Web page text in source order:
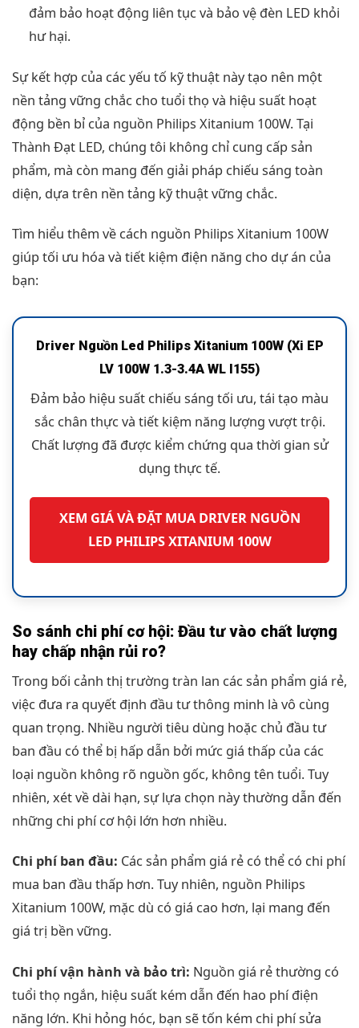
đảm bảo hoạt động liên tục và bảo vệ đèn LED khỏi
hư hại.
Sự kết hợp của các yếu tố kỹ thuật này tạo nên một
nền tảng vững chắc cho tuổi thọ và hiệu suất hoạt
động bền bỉ của nguồn Philips Xitanium 100W. Tại
Thành Đạt LED, chúng tôi không chỉ cung cấp sản
phẩm, mà còn mang đến giải pháp chiếu sáng toàn
diện, dựa trên nền tảng kỹ thuật vững chắc.
Tìm hiểu thêm về cách nguồn Philips Xitanium 100W
giúp tối ưu hóa và tiết kiệm điện năng cho dự án của
bạn:
Driver Nguồn Led Philips Xitanium 100W (Xi EP
LV 100W 1.3-3.4A WL I155)
Đảm bảo hiệu suất chiếu sáng tối ưu, tái tạo màu
sắc chân thực và tiết kiệm năng lượng vượt trội.
Chất lượng đã được kiểm chứng qua thời gian sử
dụng thực tế.
XEM GIÁ VÀ ĐẶT MUA DRIVER NGUỒN
LED PHILIPS XITANIUM 100W
So sánh chi phí cơ hội: Đầu tư vào chất lượng
hay chấp nhận rủi ro?
Trong bối cảnh thị trường tràn lan các sản phẩm giá rẻ,
việc đưa ra quyết định đầu tư thông minh là vô cùng
quan trọng. Nhiều người tiêu dùng hoặc chủ đầu tư
ban đầu có thể bị hấp dẫn bởi mức giá thấp của các
loại nguồn không rõ nguồn gốc, không tên tuổi. Tuy
nhiên, xét về dài hạn, sự lựa chọn này thường dẫn đến
những chi phí cơ hội lớn hơn nhiều.
Chi phí ban đầu: Các sản phẩm giá rẻ có thể có chi phí
mua ban đầu thấp hơn. Tuy nhiên, nguồn Philips
Xitanium 100W, mặc dù có giá cao hơn, lại mang đến
giá trị bền vững.
Chi phí vận hành và bảo trì: Nguồn giá rẻ thường có
tuổi thọ ngắn, hiệu suất kém dẫn đến hao phí điện
năng lớn. Khi hỏng hóc, bạn sẽ tốn kém chi phí sửa